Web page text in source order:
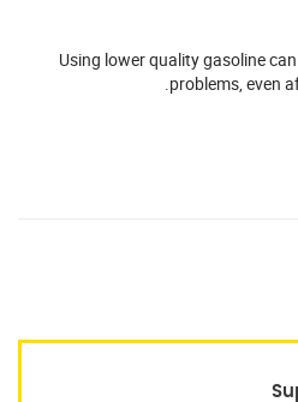
Using lower quality gasoline
problems, even